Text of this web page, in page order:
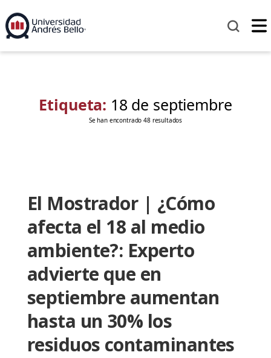
Etiqueta: 18 de septiembre
Se han encontrado 48 resultados
El Mostrador | ¿Cómo
afecta el 18 al medio
ambiente?: Experto
advierte que en
septiembre aumentan
hasta un 30% los
residuos contaminantes